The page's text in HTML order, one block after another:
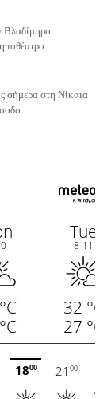
Βλαδίμηρο
σήμερα στη Νίκαια